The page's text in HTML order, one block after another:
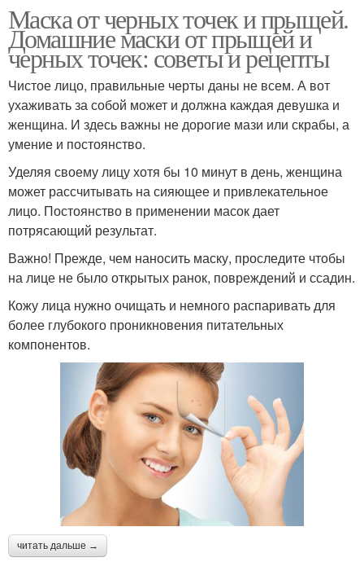
Кефирно-лимонная
маска
Яичная маска
Хлебная маска
Маска на травяном
Маска с зеленым луком
Маска для жирных
волос
Маска в домашних
условиях
Маски против прыщей Маски для жирной кожи
Маска от черных точек и прыщей.
Домашние маски от прыщей и
черных точек: советы и рецепты
Чистое лицо, правильные черты даны не всем. А вот
ухаживать за собой может и должна каждая девушка и
женщина. И здесь важны не дорогие мази или скрабы, а
умение и постоянство.
Уделяя своему лицу хотя бы 10 минут в день, женщина
может рассчитывать на сияющее и привлекательное
лицо. Постоянство в применении масок дает
потрясающий результат.
Важно! Прежде, чем наносить маску, проследите чтобы
на лице не было открытых ранок, повреждений и ссадин.
Кожу лица нужно очищать и немного распаривать для
более глубокого проникновения питательных
компонентов.
читать дальше →